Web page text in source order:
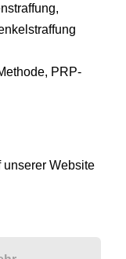
PRP-
unserer Website